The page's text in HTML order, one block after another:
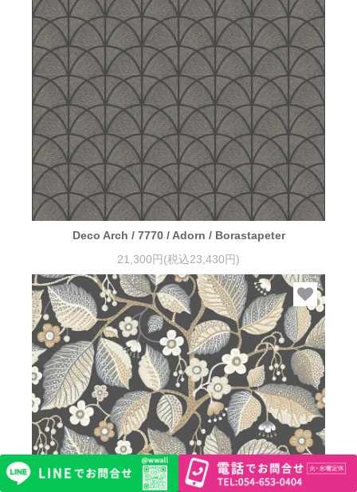
Deco Arch / 7770 / Adorn / Borastapeter
21,300円(税込23,430円)